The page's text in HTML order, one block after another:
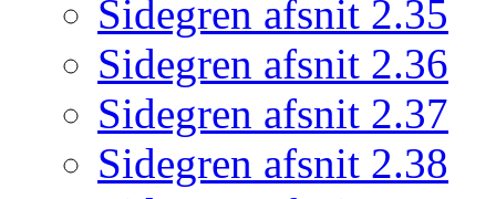
Sidegren afsnit 2.35
Sidegren afsnit 2.36
Sidegren afsnit 2.37
Sidegren afsnit 2.38